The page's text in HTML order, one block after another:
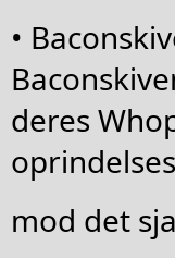
•
deres
mod det